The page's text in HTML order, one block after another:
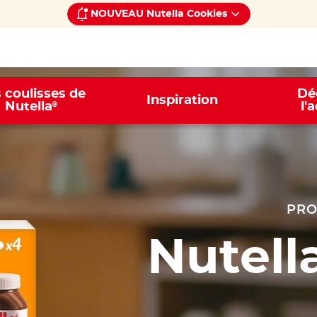
NOUVEAU Nutella Cookies
coulisses de
Nutella® Inspiration